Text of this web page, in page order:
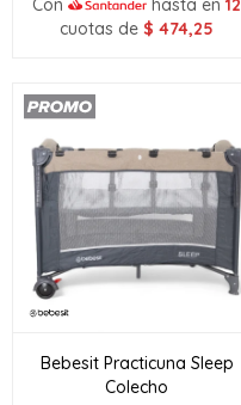
Con hasta en 12
cuotas de $ 474,25
Bebesit Practicuna Sleep
Colecho